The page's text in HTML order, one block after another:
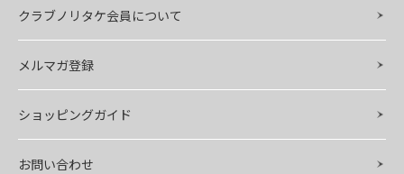
クラブノリタケ会員について
メルマガ登録
ショッピングガイド
お問い合わせ